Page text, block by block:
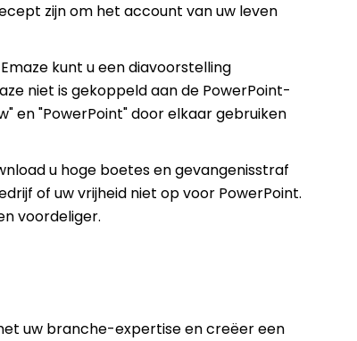
zijn om het account van uw leven
kunt u een diavoorstelling
niet is gekoppeld aan de PowerPoint-
en "PowerPoint" door elkaar gebruiken
u hoge boetes en gevangenisstraf
of uw vrijheid niet op voor PowerPoint.
voordeliger.
uw branche-expertise en creëer een